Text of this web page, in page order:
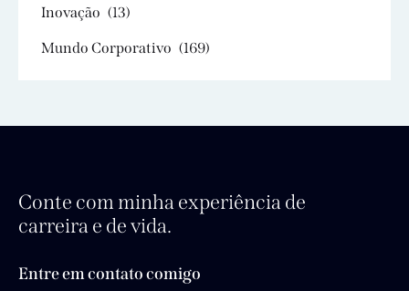
Inovação (13)
Mundo Corporativo (169)
Conte com minha experiência de
carreira e de vida.
Entre em contato comigo